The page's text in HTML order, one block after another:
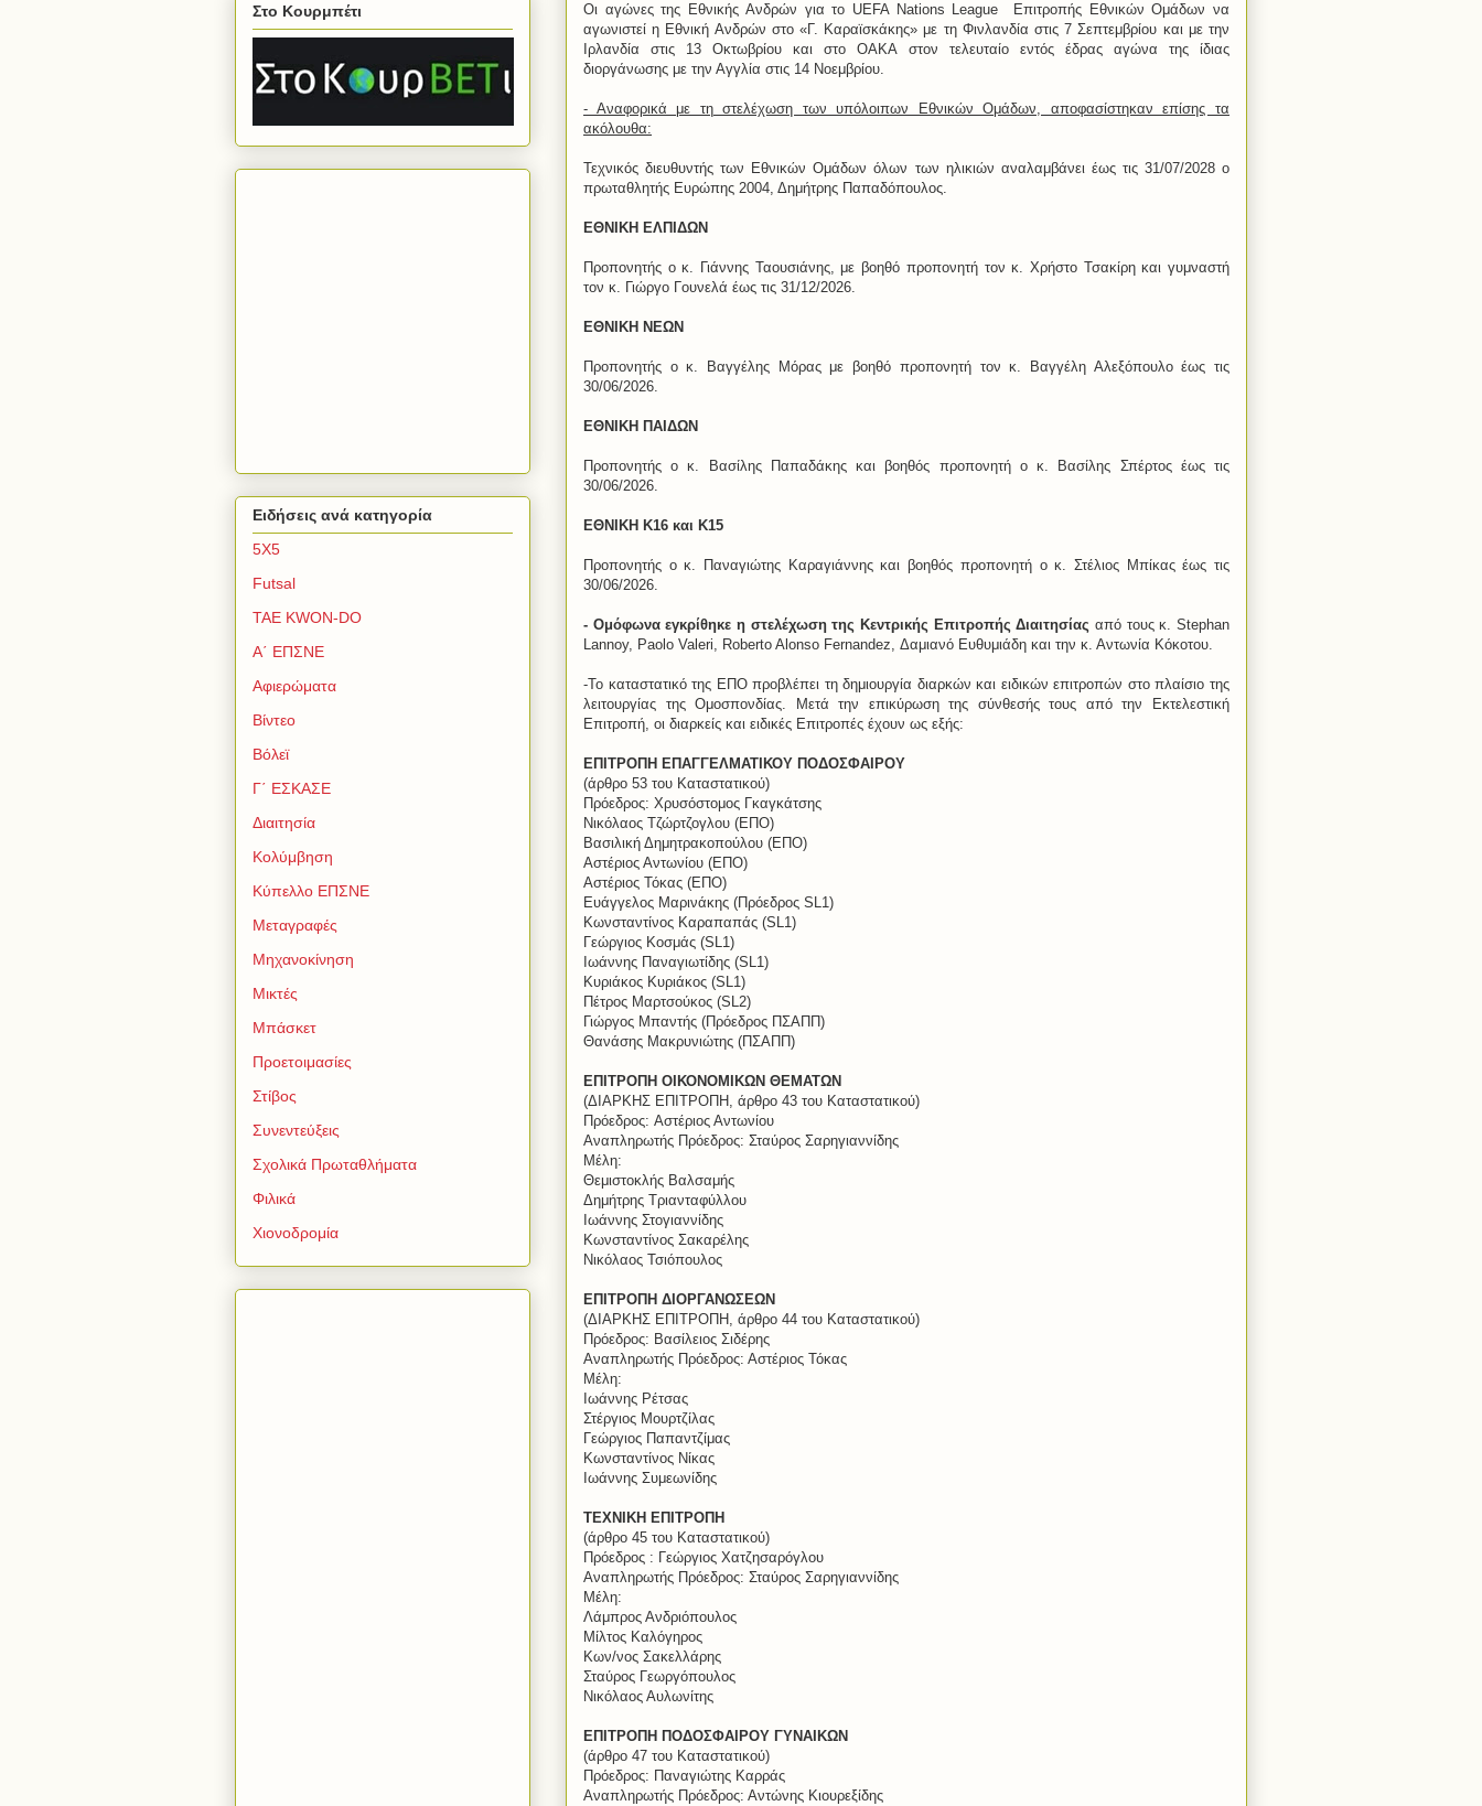
Οι αγώνες της Εθνικής Ανδρών για το UEFA Nations League Επιτροπής Εθνικών Ομάδων να
αγωνιστεί η Εθνική Ανδρών στο «Γ. Καραϊσκάκης» με τη Φινλανδία στις 7 Σεπτεμβρίου και με την
Ιρλανδία στις 13 Οκτωβρίου και στο ΟΑΚΑ στον τελευταίο εντός έδρας αγώνα της ίδιας
διοργάνωσης με την Αγγλία στις 14 Νοεμβρίου.
- Αναφορικά με τη στελέχωση των υπόλοιπων Εθνικών Ομάδων, αποφασίστηκαν επίσης τα
ακόλουθα:
Τεχνικός διευθυντής των Εθνικών Ομάδων όλων των ηλικιών αναλαμβάνει έως τις 31/07/2028 ο
πρωταθλητής Ευρώπης 2004, Δημήτρης Παπαδόπουλος.
ΕΘΝΙΚΗ ΕΛΠΙΔΩΝ
Προπονητής ο κ. Γιάννης Ταουσιάνης, με βοηθό προπονητή τον κ. Χρήστο Τσακίρη και γυμναστή
τον κ. Γιώργο Γουνελά έως τις 31/12/2026.
ΕΘΝΙΚΗ ΝΕΩΝ
Προπονητής ο κ. Βαγγέλης Μόρας με βοηθό προπονητή τον κ. Βαγγέλη Αλεξόπουλο έως τις
30/06/2026.
ΕΘΝΙΚΗ ΠΑΙΔΩΝ
Προπονητής ο κ. Βασίλης Παπαδάκης και βοηθός προπονητή ο κ. Βασίλης Σπέρτος έως τις
30/06/2026.
ΕΘΝΙΚΗ Κ16 και Κ15
Προπονητής ο κ. Παναγιώτης Καραγιάννης και βοηθός προπονητή ο κ. Στέλιος Μπίκας έως τις
30/06/2026.
- Ομόφωνα εγκρίθηκε η στελέχωση της Κεντρικής Επιτροπής Διαιτησίας από τους κ. Stephan
Lannoy, Paolo Valeri, Roberto Alonso Fernandez, Δαμιανό Ευθυμιάδη και την κ. Αντωνία Κόκοτου.
-Το καταστατικό της ΕΠΟ προβλέπει τη δημιουργία διαρκών και ειδικών επιτροπών στο πλαίσιο της
λειτουργίας της Ομοσπονδίας. Μετά την επικύρωση της σύνθεσής τους από την Εκτελεστική
Επιτροπή, οι διαρκείς και ειδικές Επιτροπές έχουν ως εξής:
ΕΠΙΤΡΟΠΗ ΕΠΑΓΓΕΛΜΑΤΙΚΟΥ ΠΟΔΟΣΦΑΙΡΟΥ
(άρθρο 53 του Καταστατικού)
Πρόεδρος: Χρυσόστομος Γκαγκάτσης
Νικόλαος Τζώρτζογλου (ΕΠΟ)
Βασιλική Δημητρακοπούλου (ΕΠΟ)
Αστέριος Αντωνίου (ΕΠΟ)
Αστέριος Τόκας (ΕΠΟ)
Ευάγγελος Μαρινάκης (Πρόεδρος SL1)
Κωνσταντίνος Καραπαπάς (SL1)
Γεώργιος Κοσμάς (SL1)
Ιωάννης Παναγιωτίδης (SL1)
Κυριάκος Κυριάκος (SL1)
Πέτρος Μαρτσούκος (SL2)
Γιώργος Μπαντής (Πρόεδρος ΠΣΑΠΠ)
Θανάσης Μακρυνιώτης (ΠΣΑΠΠ)
ΕΠΙΤΡΟΠΗ ΟΙΚΟΝΟΜΙΚΩΝ ΘΕΜΑΤΩΝ
(ΔΙΑΡΚΗΣ ΕΠΙΤΡΟΠΗ, άρθρο 43 του Καταστατικού)
Πρόεδρος: Αστέριος Αντωνίου
Αναπληρωτής Πρόεδρος: Σταύρος Σαρηγιαννίδης
Μέλη:
Θεμιστοκλής Βαλσαμής
Δημήτρης Τριανταφύλλου
Ιωάννης Στογιαννίδης
Κωνσταντίνος Σακαρέλης
Νικόλαος Τσιόπουλος
ΕΠΙΤΡΟΠΗ ΔΙΟΡΓΑΝΩΣΕΩΝ
(ΔΙΑΡΚΗΣ ΕΠΙΤΡΟΠΗ, άρθρο 44 του Καταστατικού)
Πρόεδρος: Βασίλειος Σιδέρης
Αναπληρωτής Πρόεδρος: Αστέριος Τόκας
Μέλη:
Ιωάννης Ρέτσας
Στέργιος Μουρτζίλας
Γεώργιος Παπαντζίμας
Κωνσταντίνος Νίκας
Ιωάννης Συμεωνίδης
ΤΕΧΝΙΚΗ ΕΠΙΤΡΟΠΗ
(άρθρο 45 του Καταστατικού)
Πρόεδρος : Γεώργιος Χατζησαρόγλου
Αναπληρωτής Πρόεδρος: Σταύρος Σαρηγιαννίδης
Μέλη:
Λάμπρος Ανδριόπουλος
Μίλτος Καλόγηρος
Κων/νος Σακελλάρης
Σταύρος Γεωργόπουλος
Νικόλαος Αυλωνίτης
ΕΠΙΤΡΟΠΗ ΠΟΔΟΣΦΑΙΡΟΥ ΓΥΝΑΙΚΩΝ
(άρθρο 47 του Καταστατικού)
Πρόεδρος: Παναγιώτης Καρράς
Αναπληρωτής Πρόεδρος: Αντώνης Κιουρεξίδης
Στο Κουρμπέτι
Ειδήσεις ανά κατηγορία
5Χ5
Futsal
TAE KWON-DO
Α΄ ΕΠΣΝΕ
Αφιερώματα
Βίντεο
Βόλεϊ
Γ΄ ΕΣΚΑΣΕ
Διαιτησία
Κολύμβηση
Κύπελλο ΕΠΣΝΕ
Μεταγραφές
Μηχανοκίνηση
Μικτές
Μπάσκετ
Προετοιμασίες
Στίβος
Συνεντεύξεις
Σχολικά Πρωταθλήματα
Φιλικά
Χιονοδρομία